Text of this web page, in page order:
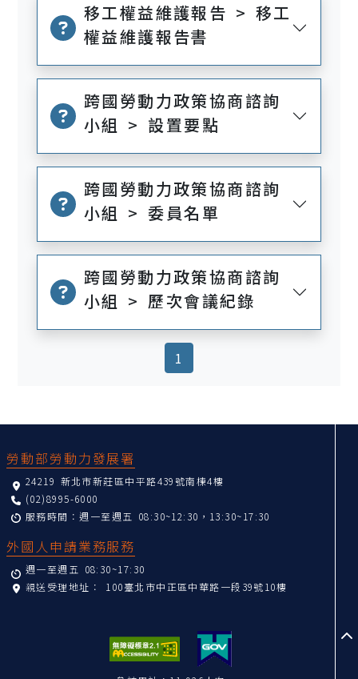
移工權益維護報告 > 移工
權益維護報告書
跨國勞動力政策協商諮詢
小組 > 設置要點
跨國勞動力政策協商諮詢
小組 > 委員名單
跨國勞動力政策協商諮詢
小組 > 歷次會議紀錄
1
勞動部勞動力發展署
24219 新北市新莊區中平路439號南棟4樓
(02)8995-6000
服務時間：週一至週五 08:30~12:30，13:30~17:30
外國人申請業務服務
週一至週五 08:30~17:30
親送受理地址： 100臺北市中正區中華路一段39號10樓
至